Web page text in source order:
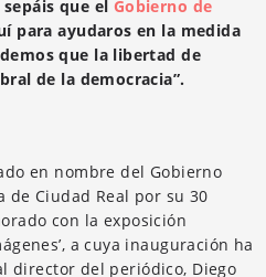
que el Gobierno de
para ayudaros en la medida
que la libertad de
de la democracia”.
en nombre del Gobierno
Ciudad Real por su 30
con la exposición
a cuya inauguración ha
director del periódico, Diego